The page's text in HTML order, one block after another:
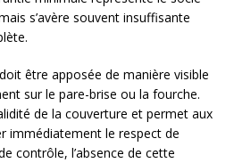
s’avère souvent insuffisante
être apposée de manière visible
sur le pare-brise ou la fourche.
de la couverture et permet aux
immédiatement le respect de
contrôle, l’absence de cette